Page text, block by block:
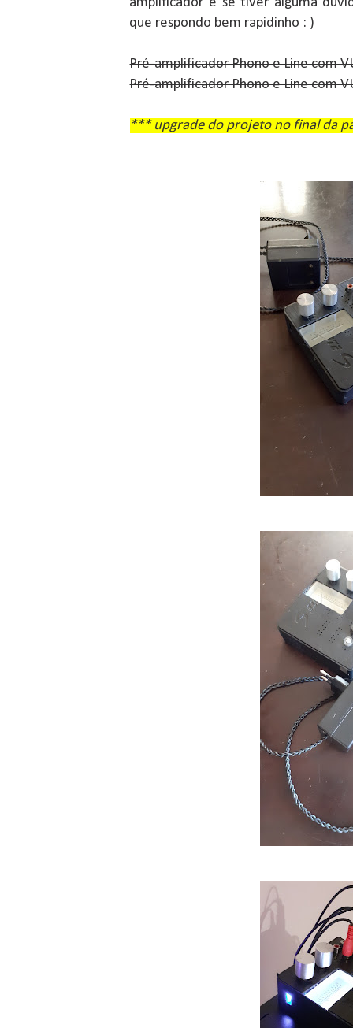
que respondo bem rapidinho : )
Pré-amplificador Phono e Line com
Pré-amplificador Phono e Line com
*** upgrade do projeto no final da